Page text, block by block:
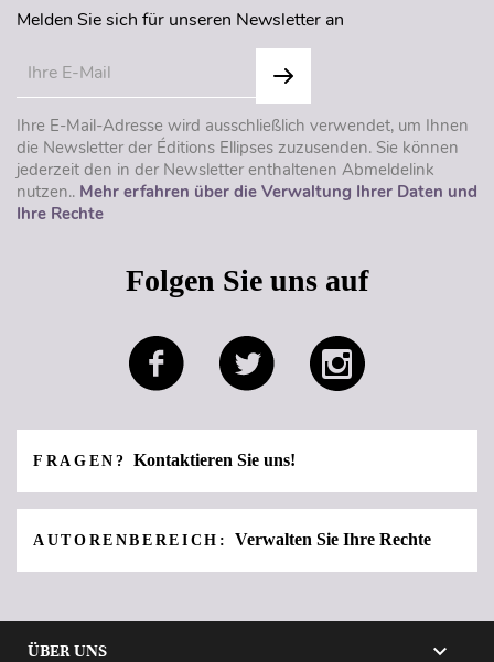
Melden Sie sich für unseren Newsletter an
Ihre E-Mail-Adresse wird ausschließlich verwendet, um Ihnen
die Newsletter der Éditions Ellipses zuzusenden. Sie können
jederzeit den in der Newsletter enthaltenen Abmeldelink
nutzen.. Mehr erfahren über die Verwaltung Ihrer Daten und
Ihre Rechte
Folgen Sie uns auf
FRAGEN?Kontaktieren Sie uns!
AUTORENBEREICH: Verwalten Sie Ihre Rechte
ÜBER UNS 